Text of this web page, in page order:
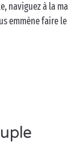
à la
emmène faire